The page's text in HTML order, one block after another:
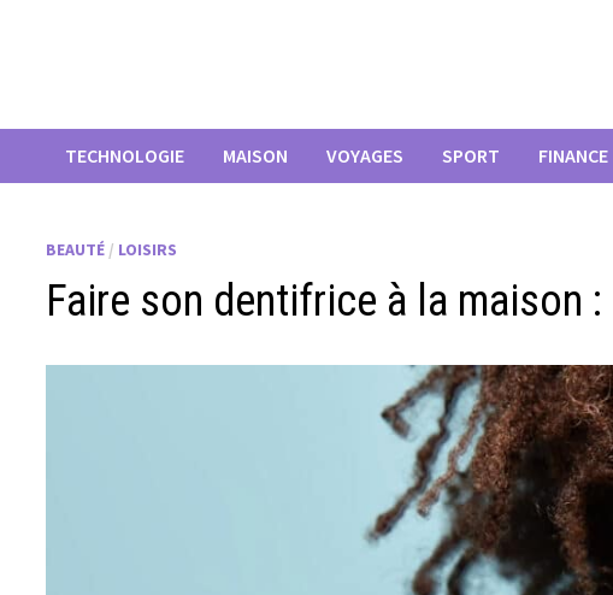
TECHNOLOGIE MAISON VOYAGES SPORT FINANCE
BEAUTÉ / LOISIRS
Faire son dentifrice à la maison